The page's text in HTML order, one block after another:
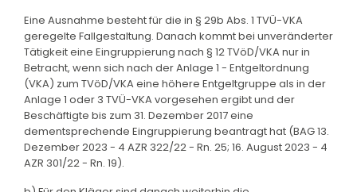
Eine Ausnahme besteht für die in § 29b Abs. 1 TVÜ-VKA
geregelte Fallgestaltung. Danach kommt bei unveränderter
Tätigkeit eine Eingruppierung nach § 12 TVöD/VKA nur in
Betracht, wenn sich nach der Anlage 1 - Entgeltordnung
(VKA) zum TVöD/VKA eine höhere Entgeltgruppe als in der
Anlage 1 oder 3 TVÜ-VKA vorgesehen ergibt und der
Beschäftigte bis zum 31. Dezember 2017 eine
dementsprechende Eingruppierung beantragt hat (BAG 13.
Dezember 2023 - 4 AZR 322/22 - Rn. 25; 16. August 2023 - 4
AZR 301/22 - Rn. 19).